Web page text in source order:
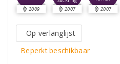
2009 2007 2007
Op verlanglijst
Beperkt beschikbaar